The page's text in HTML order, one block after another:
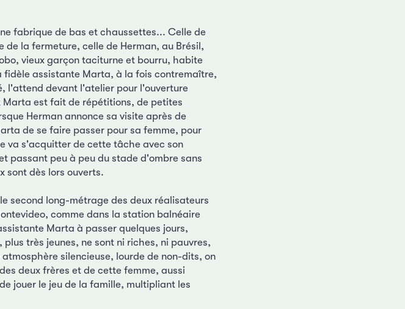
fabrique de bas et chaussettes... Celle de
la fermeture, celle de Herman, au Brésil,
vieux garçon taciturne et bourru, habite
fidèle assistante Marta, à la fois contremaître,
l'attend devant l'atelier pour l'ouverture
est fait de répétitions, de petites
Herman annonce sa visite après de
de se faire passer pour sa femme, pour
va s'acquitter de cette tâche avec son
passant peu à peu du stade d'ombre sans
sont dès lors ouverts.
second long-métrage des deux réalisateurs
comme dans la station balnéaire
Marta à passer quelques jours,
très jeunes, ne sont ni riches, ni pauvres,
silencieuse, lourde de non-dits, on
deux frères et de cette femme, aussi
jouer le jeu de la famille, multipliant les